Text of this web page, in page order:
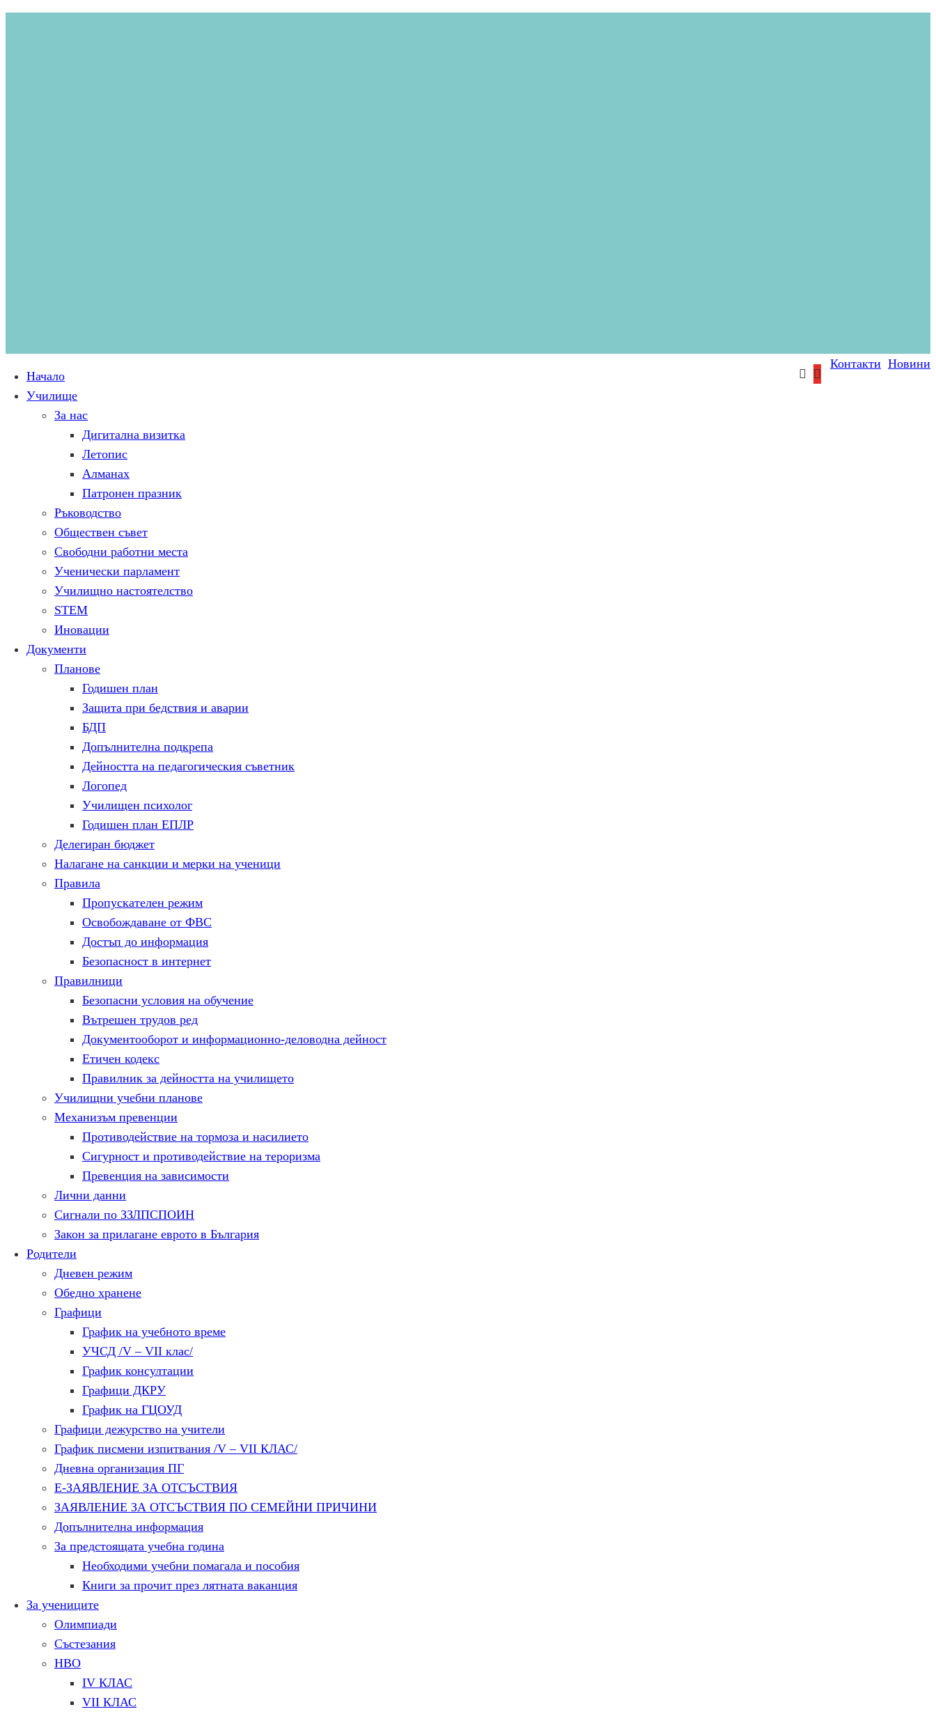
Контакти Новини
Начало
Училище
За нас
Дигитална визитка
Летопис
Алманах
Патронен празник
Ръководство
Обществен съвет
Свободни работни места
Ученически парламент
Училищно настоятелство
STEM
Иновации
Документи
Планове
Годишен план
Защита при бедствия и аварии
БДП
Допълнителна подкрепа
Дейността на педагогическия съветник
Логопед
Училищен психолог
Годишен план ЕПЛР
Делегиран бюджет
Налагане на санкции и мерки на ученици
Правила
Пропускателен режим
Освобождаване от ФВС
Достъп до информация
Безопасност в интернет
Правилници
Безопасни условия на обучение
Вътрешен трудов ред
Документооборот и информационно-деловодна дейност
Етичен кодекс
Правилник за дейността на училището
Училищни учебни планове
Механизъм превенции
Противодействие на тормоза и насилието
Сигурност и противодействие на тероризма
Превенция на зависимости
Лични данни
Сигнали по ЗЗЛПСПОИН
Закон за прилагане еврото в България
Родители
Дневен режим
Обедно хранене
Графици
График на учебното време
УЧСД /V – VII клас/
График консултации
Графици ДКРУ
График на ГЦОУД
Графици дежурство на учители
График писмени изпитвания /V – VII КЛАС/
Дневна организация ПГ
Е-ЗАЯВЛЕНИЕ ЗА ОТСЪСТВИЯ
ЗАЯВЛЕНИЕ ЗА ОТСЪСТВИЯ ПО СЕМЕЙНИ ПРИЧИНИ
Допълнителна информация
За предстоящата учебна година
Необходими учебни помагала и пособия
Книги за прочит през лятната ваканция
За учениците
Олимпиади
Състезания
НВО
IV КЛАС
VII КЛАС